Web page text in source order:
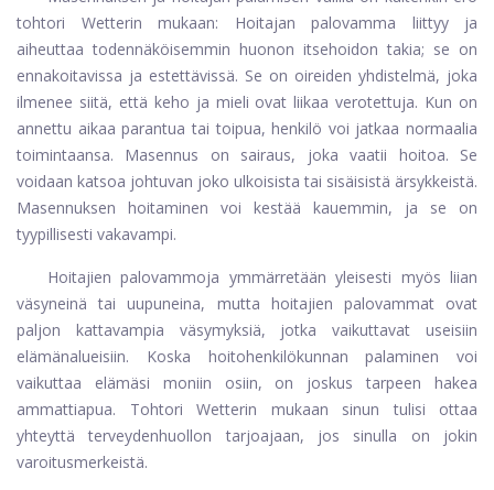
tohtori Wetterin mukaan: Hoitajan palovamma liittyy ja
aiheuttaa todennäköisemmin huonon itsehoidon takia; se on
ennakoitavissa ja estettävissä. Se on oireiden yhdistelmä, joka
ilmenee siitä, että keho ja mieli ovat liikaa verotettuja. Kun on
annettu aikaa parantua tai toipua, henkilö voi jatkaa normaalia
toimintaansa. Masennus on sairaus, joka vaatii hoitoa. Se
voidaan katsoa johtuvan joko ulkoisista tai sisäisistä ärsykkeistä.
Masennuksen hoitaminen voi kestää kauemmin, ja se on
tyypillisesti vakavampi.
Hoitajien palovammoja ymmärretään yleisesti myös liian
väsyneinä tai uupuneina, mutta hoitajien palovammat ovat
paljon kattavampia väsymyksiä, jotka vaikuttavat useisiin
elämänalueisiin. Koska hoitohenkilökunnan palaminen voi
vaikuttaa elämäsi moniin osiin, on joskus tarpeen hakea
ammattiapua. Tohtori Wetterin mukaan sinun tulisi ottaa
yhteyttä terveydenhuollon tarjoajaan, jos sinulla on jokin
varoitusmerkeistä.